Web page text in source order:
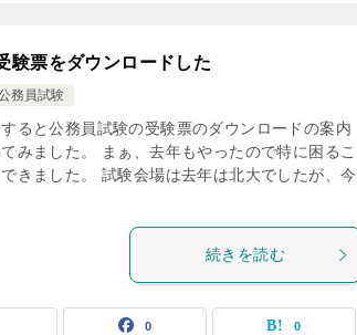
験票をダウンロードした
務員試験
ると公務員試験の受験票のダウンロードの案内
みました。 まぁ、去年もやったので特に困るこ
きました。 試験会場は去年は北大でしたが、今
続きを読む
0 0